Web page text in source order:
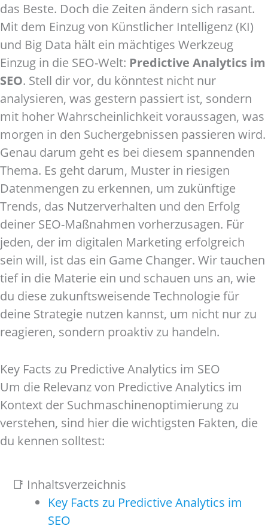
das Beste. Doch die Zeiten ändern sich rasant.
Mit dem Einzug von Künstlicher Intelligenz (KI)
und Big Data hält ein mächtiges Werkzeug
Einzug in die SEO-Welt: Predictive Analytics im
SEO. Stell dir vor, du könntest nicht nur
analysieren, was gestern passiert ist, sondern
mit hoher Wahrscheinlichkeit voraussagen, was
morgen in den Suchergebnissen passieren wird.
Genau darum geht es bei diesem spannenden
Thema. Es geht darum, Muster in riesigen
Datenmengen zu erkennen, um zukünftige
Trends, das Nutzerverhalten und den Erfolg
deiner SEO-Maßnahmen vorherzusagen. Für
jeden, der im digitalen Marketing erfolgreich
sein will, ist das ein Game Changer. Wir tauchen
tief in die Materie ein und schauen uns an, wie
du diese zukunftsweisende Technologie für
deine Strategie nutzen kannst, um nicht nur zu
reagieren, sondern proaktiv zu handeln.
Key Facts zu Predictive Analytics im SEO
Um die Relevanz von Predictive Analytics im
Kontext der Suchmaschinenoptimierung zu
verstehen, sind hier die wichtigsten Fakten, die
du kennen solltest:
📑 Inhaltsverzeichnis
Key Facts zu Predictive Analytics im
SEO